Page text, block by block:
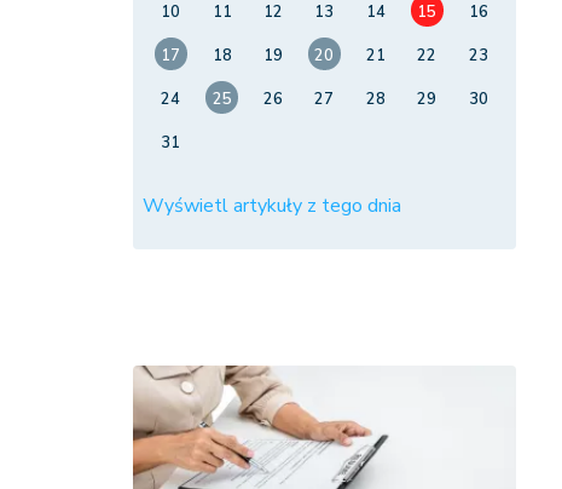
10
11 12 13 14 15
16
17
18 19 20 21 22
23
24
25 26 27 28 29
30
31
Wyświetl artykuły z tego dnia